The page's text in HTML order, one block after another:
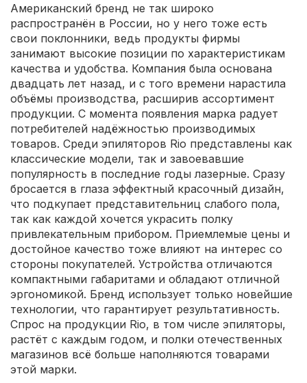
Американский бренд не так широко
распространён в России, но у него тоже есть
свои поклонники, ведь продукты фирмы
занимают высокие позиции по характеристикам
качества и удобства. Компания была основана
двадцать лет назад, и с того времени нарастила
объёмы производства, расширив ассортимент
продукции. С момента появления марка радует
потребителей надёжностью производимых
товаров. Среди эпиляторов Rio представлены как
классические модели, так и завоевавшие
популярность в последние годы лазерные. Сразу
бросается в глаза эффектный красочный дизайн,
что подкупает представительниц слабого пола,
так как каждой хочется украсить полку
привлекательным прибором. Приемлемые цены и
достойное качество тоже влияют на интерес со
стороны покупателей. Устройства отличаются
компактными габаритами и обладают отличной
эргономикой. Бренд использует только новейшие
технологии, что гарантирует результативность.
Спрос на продукции Rio, в том числе эпиляторы,
растёт с каждым годом, и полки отечественных
магазинов всё больше наполняются товарами
этой марки.